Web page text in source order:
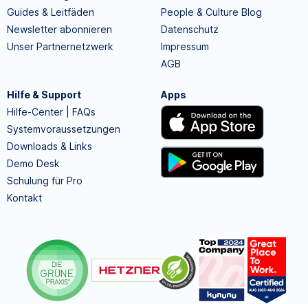
Guides & Leitfäden
Newsletter abonnieren
Unser Partnernetzwerk
People & Culture Blog
Datenschutz
Impressum
AGB
Hilfe & Support
Hilfe-Center | FAQs
Systemvoraussetzungen
Downloads & Links
Demo Desk
Schulung für Pro
Kontakt
Apps